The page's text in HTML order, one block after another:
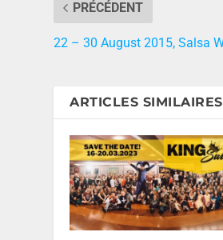
PRÉCÉDENT
22 – 30 August 2015, Salsa
ARTICLES SIMILAIRES